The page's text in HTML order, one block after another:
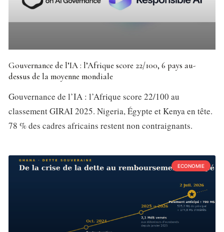
Gouvernance de l’IA : l’Afrique score 22/100, 6 pays au-
dessus de la moyenne mondiale
Gouvernance de l’IA : l’Afrique score 22/100 au
classement GIRAI 2025. Nigeria, Égypte et Kenya en tête.
78 % des cadres africains restent non contraignants.
ECONOMIE